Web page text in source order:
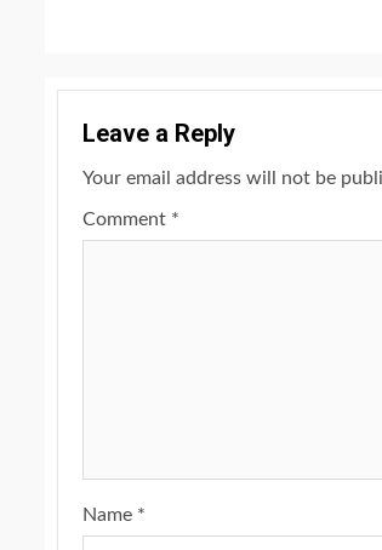
Leave a Reply
Your email address will not be
Comment *
Name *